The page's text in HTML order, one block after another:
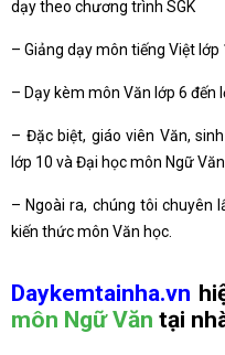
dạy theo chương trình SGK
– Giảng dạy môn tiếng Việt lớp
– Dạy kèm môn Văn lớp 6 đến
– Đặc biệt, giáo viên Văn,
lớp 10 và Đại học môn Ngữ
– Ngoài ra, chúng tôi chuyên
kiến thức môn Văn học.
Daykemtainha.vn
môn Ngữ Văn tại